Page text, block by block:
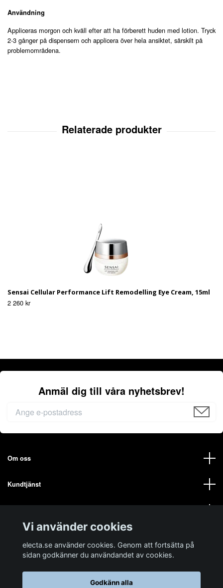
Användning
Appliceras morgon och kväll efter att ha förberett huden med lotion. Tryck
2-3 gånger på dispensern och applicera över hela ansiktet, särskilt på
problemområdena.
Sensai Cellular Performance Lift Remodelling Eye Cream, 15ml
2 260 kr
Anmäl dig till våra nyhetsbrev!
Om oss
Kundtjänst
Vi använder cookies
electa.se använder cookies. Genom att fortsätta på
sidan godkänner du användandet av cookies.
Godkänn alla